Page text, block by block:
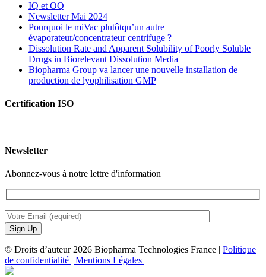
IQ et OQ
Newsletter Mai 2024
Pourquoi le miVac plutôtqu’un autre
évaporateur/concentrateur centrifuge ?
Dissolution Rate and Apparent Solubility of Poorly Soluble
Drugs in Biorelevant Dissolution Media
Biopharma Group va lancer une nouvelle installation de
production de lyophilisation GMP
Certification ISO
Newsletter
Abonnez-vous à notre lettre d'information
© Droits d’auteur 2026 Biopharma Technologies France | Politique
de confidentialité | Mentions Légales |